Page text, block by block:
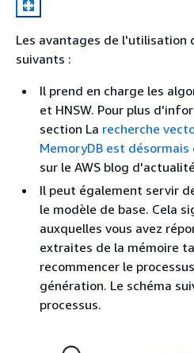
Les avantages de l'utilisation
suivants :
Il prend en charge les
et HNSW. Pour plus
section La recherche
MemoryDB est
sur le AWS blog
Il peut également servir
le modèle de base. Cela
auxquelles vous avez
extraites de la mémoire
recommencer le
génération. Le schéma
processus.